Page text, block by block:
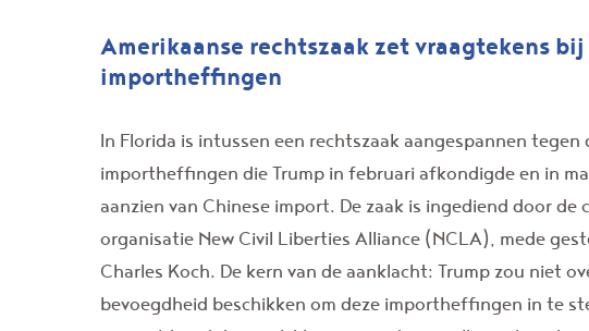
Amerikaanse rechtszaak zet vraagtekens bij
importheffingen
In Florida is intussen een rechtszaak aangespannen tegen
importheffingen die Trump in februari afkondigde en in
aanzien van Chinese import. De zaak is ingediend door de
organisatie New Civil Liberties Alliance (NCLA), mede
Charles Koch. De kern van de aanklacht: Trump zou niet
bevoegdheid beschikken om deze importheffingen in te